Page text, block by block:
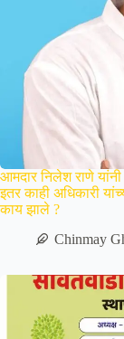
आमदार निलेश राणे यांनी
इतर काही अधिकारी
काय झाले ?
Chinmay